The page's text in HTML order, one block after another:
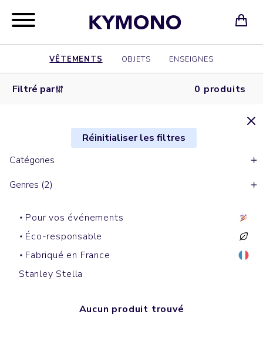
VÊTEMENTS OBJETS ENSEIGNES
Filtré par 0 produits
Réinitialiser les filtres
Catégories
Genres (2)
Pour vos événements
Éco-responsable
Fabriqué en France
Stanley Stella
Aucun produit trouvé